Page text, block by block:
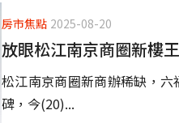
房市焦點 2025-08-20
放眼松江南京商圈新樓
松江南京商圈新商辦稀缺，
碑，今(20)...